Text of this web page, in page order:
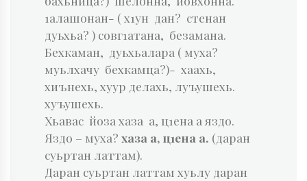
1алашонан- ( х1ун дан? стенан
дуьхьа? ) совг1атана, безамана.
Бехкаман, дуьхьалара ( муха?
муьлхачу бехкамца?)- хаахь,
хиънехь, хуур делахь, луъушехь.
хуъушехь.
Хьавас йоза хаза а, ц1ена а яздо.
Яздо – муха? хаза а, ц1ена а. (даран
суьртан латтам).
Даран суьртан латтам хуьлу даран